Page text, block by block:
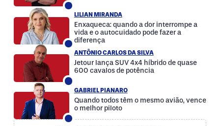
LILIAN MIRANDA
Enxaqueca: quando a dor interrompe a
vida e o autocuidado pode fazer a
diferença
ANTÔNIO CARLOS DA SILVA
Jetour lança SUV 4x4 híbrido de quase
600 cavalos de potência
GABRIEL PIANARO
Quando todos têm o mesmo avião, vence
o melhor piloto